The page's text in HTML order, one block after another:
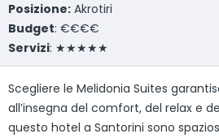
Posizione: Akrotiri
Budget: €€€€
Servizi: ★★★★★
Scegliere le Melidonia Suites
all’insegna del comfort, del relax e
questo hotel a Santorini sono